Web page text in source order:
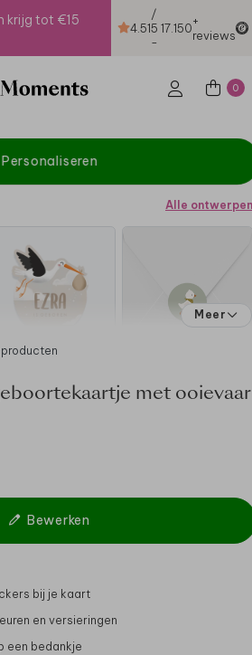
krijg tot €15
4.51
/
5
-
17.150+
reviews
0
Personaliseren
Alle ontwerpen
Meer
met ooievaar
Bewerken
bij je kaart
en versieringen
een bedankje